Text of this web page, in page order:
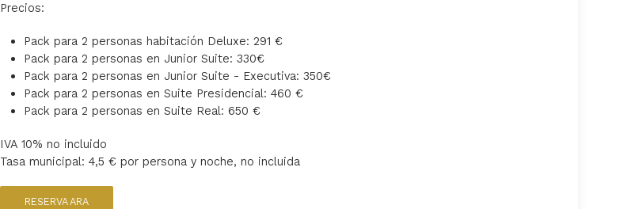
Precios:
Pack para 2 personas habitación Deluxe: 291 €
Pack para 2 personas en Junior Suite: 330€
Pack para 2 personas en Junior Suite - Executiva: 350€
Pack para 2 personas en Suite Presidencial: 460 €
Pack para 2 personas en Suite Real: 650 €
IVA 10% no incluido
Tasa municipal: 4,5 € por persona y noche, no incluida
RESERVA ARA